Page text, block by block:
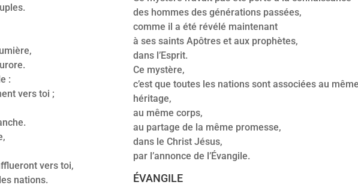
:
vers toi ;
vers toi,
nations.
des hommes des générations passées,
comme il a été révélé maintenant
à ses saints Apôtres et aux prophètes,
dans l’Esprit.
Ce mystère,
c’est que toutes les nations sont associées au même
héritage,
au même corps,
au partage de la même promesse,
dans le Christ Jésus,
par l’annonce de l’Évangile.
ÉVANGILE